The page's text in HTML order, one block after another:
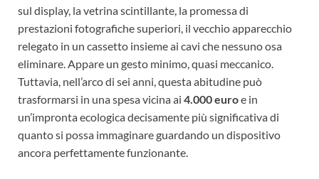
sul display, la vetrina scintillante, la promessa di
prestazioni fotografiche superiori, il vecchio apparecchio
relegato in un cassetto insieme ai cavi che nessuno osa
eliminare. Appare un gesto minimo, quasi meccanico.
Tuttavia, nell’arco di sei anni, questa abitudine può
trasformarsi in una spesa vicina ai 4.000 euroe in
un’impronta ecologica decisamente più significativa di
quanto si possa immaginare guardando un dispositivo
ancora perfettamente funzionante.